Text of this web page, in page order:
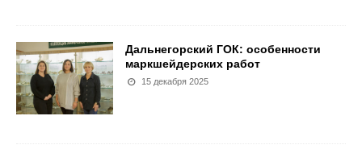
Дальнегорский ГОК: особенности
маркшейдерских работ
15 декабря 2025